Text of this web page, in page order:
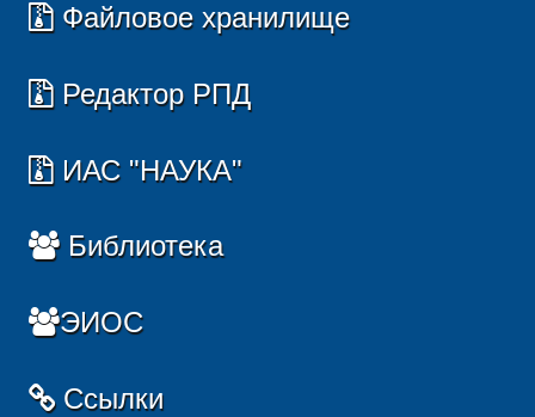
Файловое хранилище
Редактор РПД
ИАС "НАУКА"
Библиотека
ЭИОС
Ссылки